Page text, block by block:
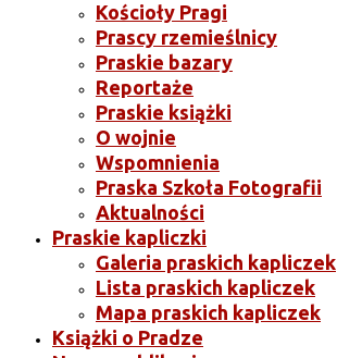
Kościoły Pragi
Prascy rzemieślnicy
Praskie bazary
Reportaże
Praskie książki
O wojnie
Wspomnienia
Praska Szkoła Fotografii
Aktualności
Praskie kapliczki
Galeria praskich kapliczek
Lista praskich kapliczek
Mapa praskich kapliczek
Książki o Pradze